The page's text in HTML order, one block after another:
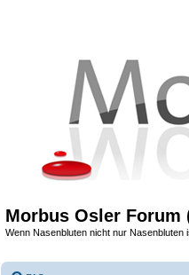
Morbus Osler Forum
Wenn Nasenbluten nicht nur